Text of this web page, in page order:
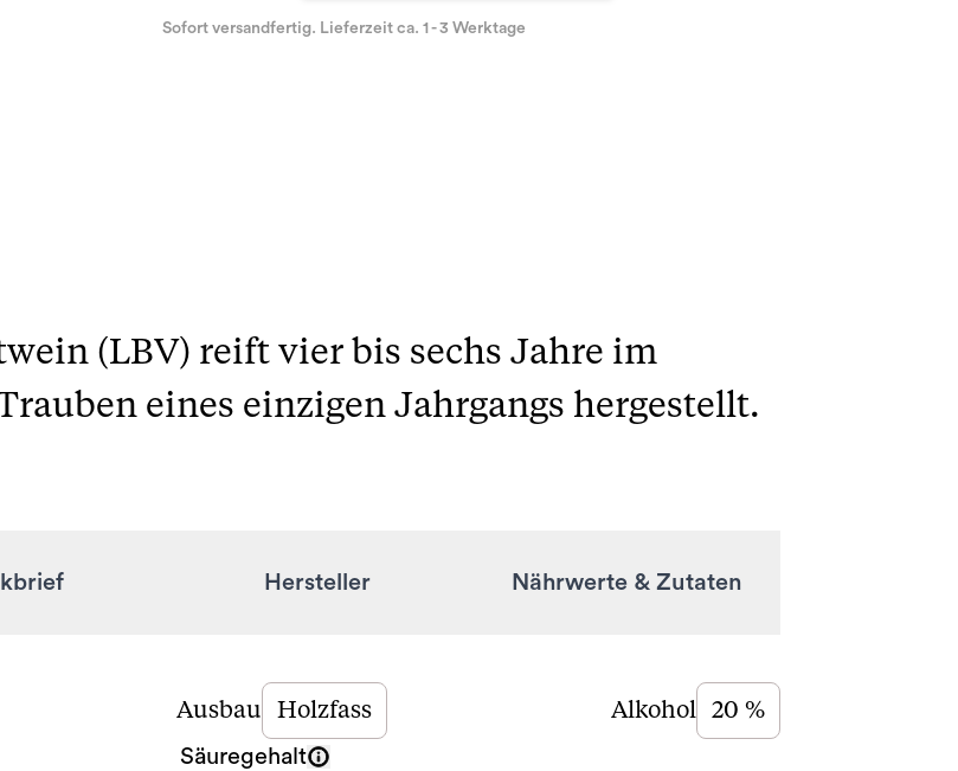
Sofort versandfertig. Lieferzeit ca. 1 - 3 Werktage
(LBV) reift vier bis sechs Jahre im
eines einzigen Jahrgangs hergestellt.
Hersteller Nährwerte & Zutaten
Ausbau Holzfass Alkohol
20 %
Säuregehalt